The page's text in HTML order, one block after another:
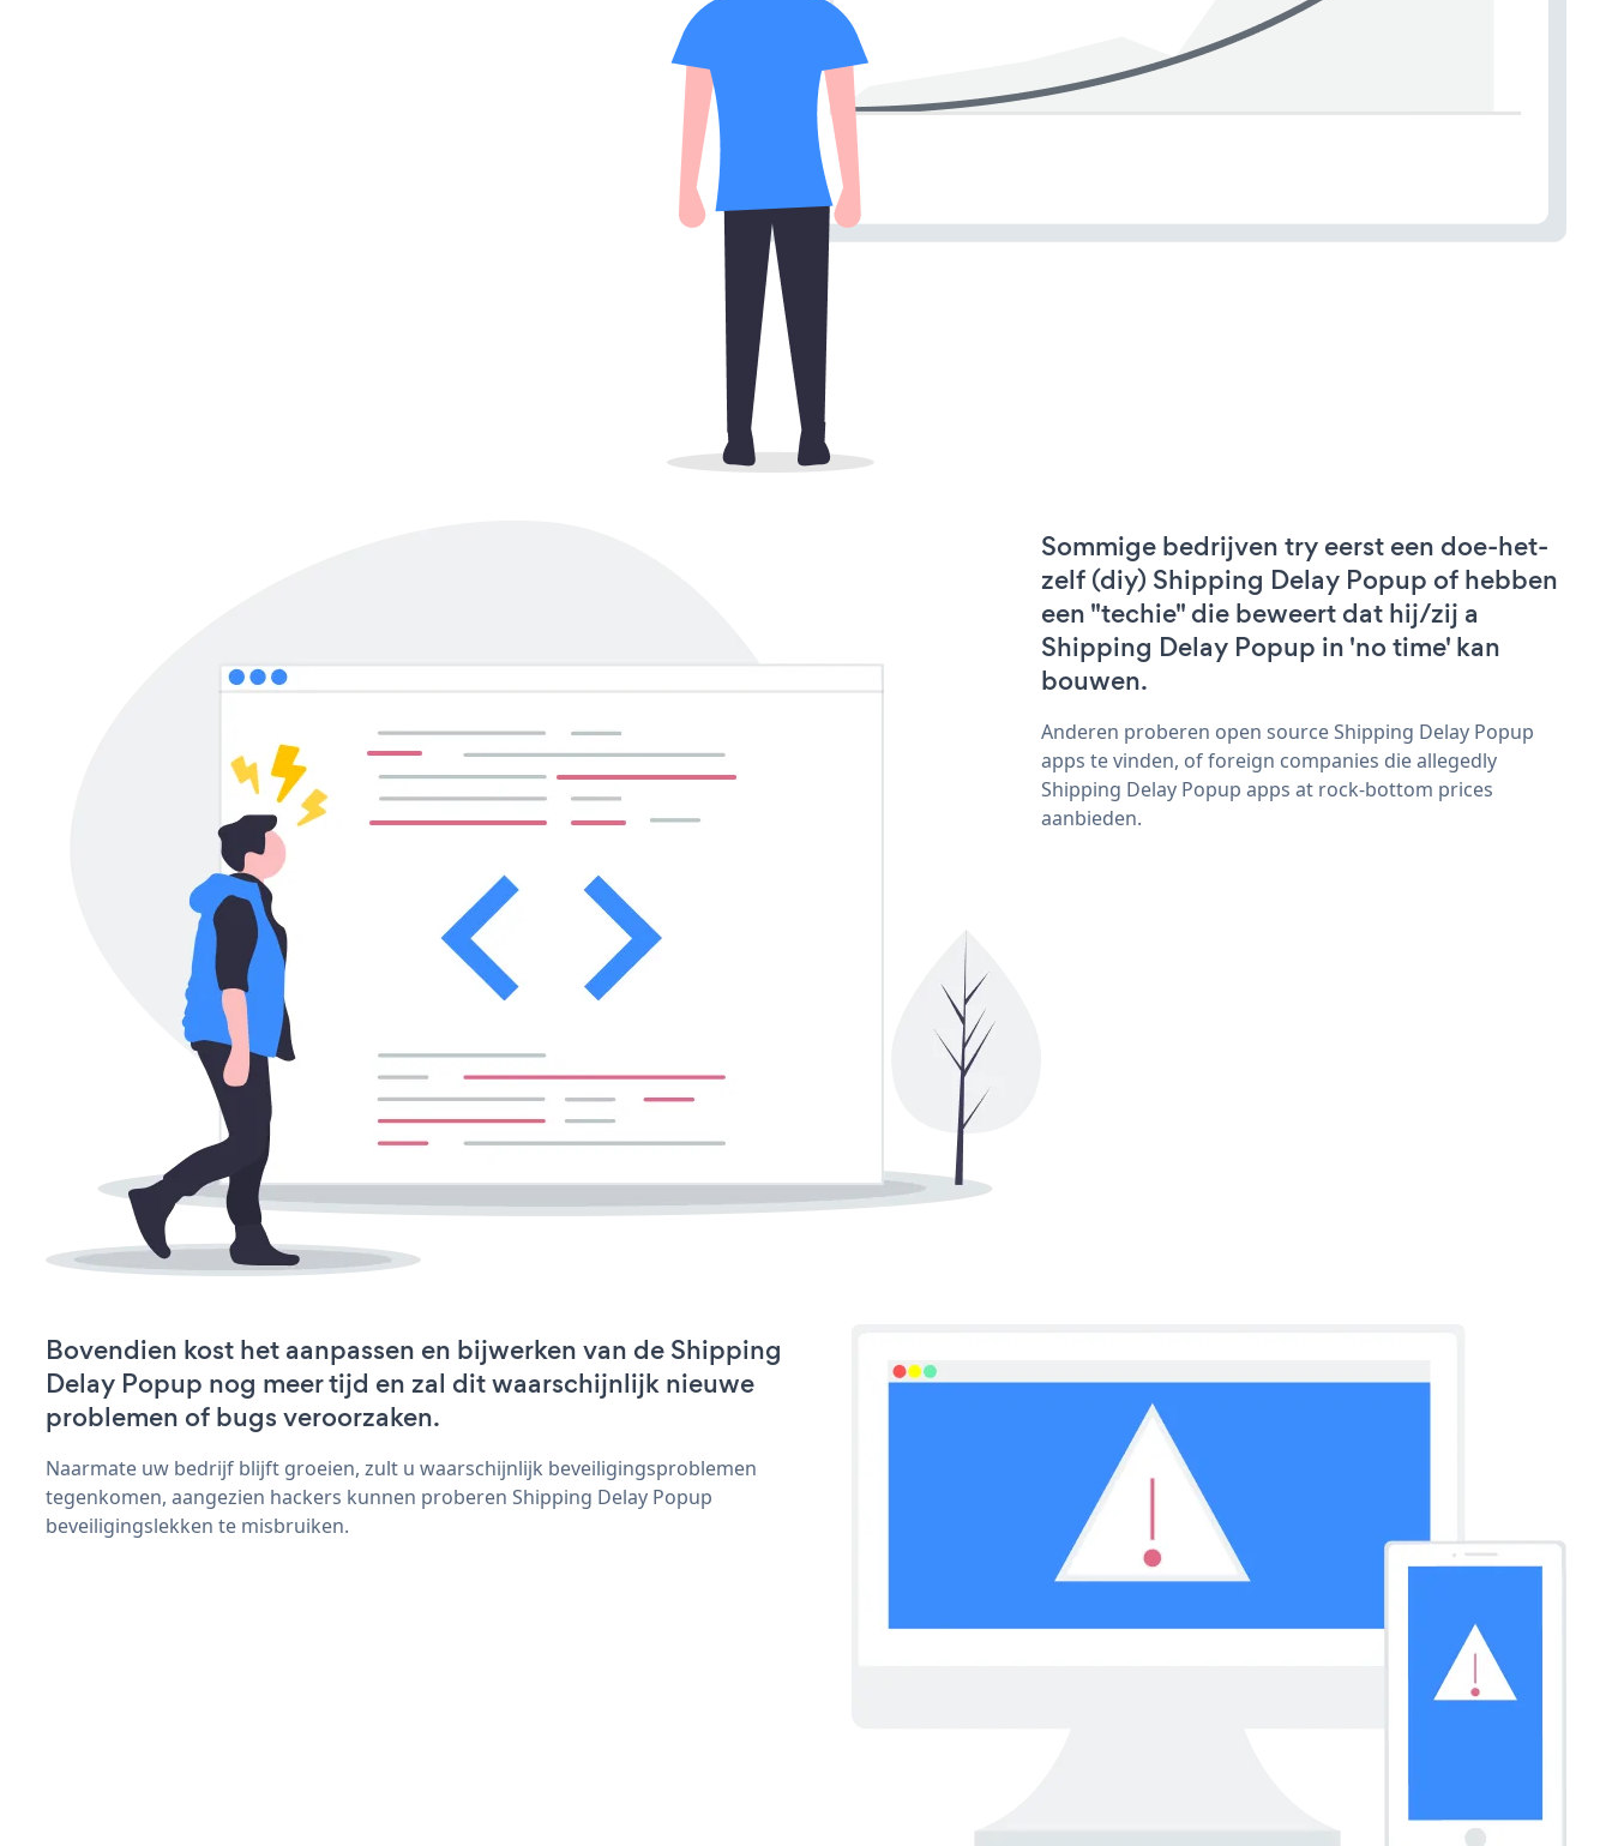
Sommige bedrijven try eerst een doe-het-
zelf (diy) Shipping Delay Popup of hebben
een "techie" die beweert dat hij/zij a
Shipping Delay Popup in 'no time' kan
bouwen.
Anderen proberen open source Shipping Delay Popup
apps te vinden, of foreign companies die allegedly
Shipping Delay Popup apps at rock-bottom prices
aanbieden.
Bovendien kost het aanpassen en bijwerken van de Shipping
Delay Popup nog meer tijd en zal dit waarschijnlijk nieuwe
problemen of bugs veroorzaken.
Naarmate uw bedrijf blijft groeien, zult u waarschijnlijk beveiligingsproblemen
tegenkomen, aangezien hackers kunnen proberen Shipping Delay Popup
beveiligingslekken te misbruiken.